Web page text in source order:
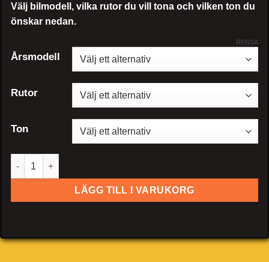
Välj bilmodell, vilka rutor du vill tona och vilken ton du
önskar nedan.
Årsmodell
Rutor
Ton
RENSA
Volkswagen Jetta sedan mängd
LÄGG TILL I VARUKORG